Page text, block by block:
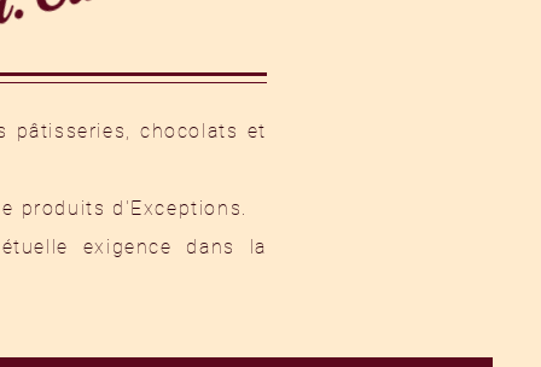
pâtisseries, chocolats et
produits d'Exceptions.
exigence dans la